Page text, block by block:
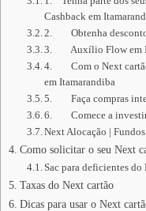
Cashback em
2. Obtenha
3. Auxílio Flow em
4. Com o Next cartão
em Itamarandiba
5. Faça compras
6. Comece a investir
Next Alocação |
Como solicitar o seu Next
Sac para deficientes do
Taxas do Next cartão
Dicas para usar o Next